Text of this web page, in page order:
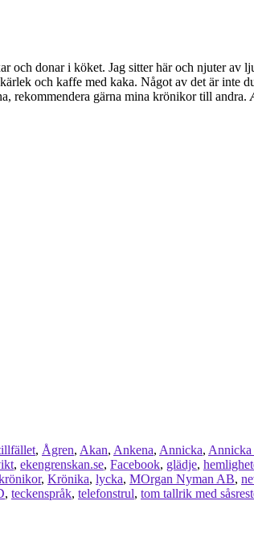
donar i köket. Jag sitter här och njuter av
och kaffe med kaka. Något av det är inte
rekommendera gärna mina krönikor till andra.
, Ågren, Akan, Ankena, Annicka, Annicka
, ekengrenskan.se, Facebook, glädje,
, Krönika, lycka, MOrgan Nyman AB,
, teckenspråk, telefonstrul, tom tallrik med